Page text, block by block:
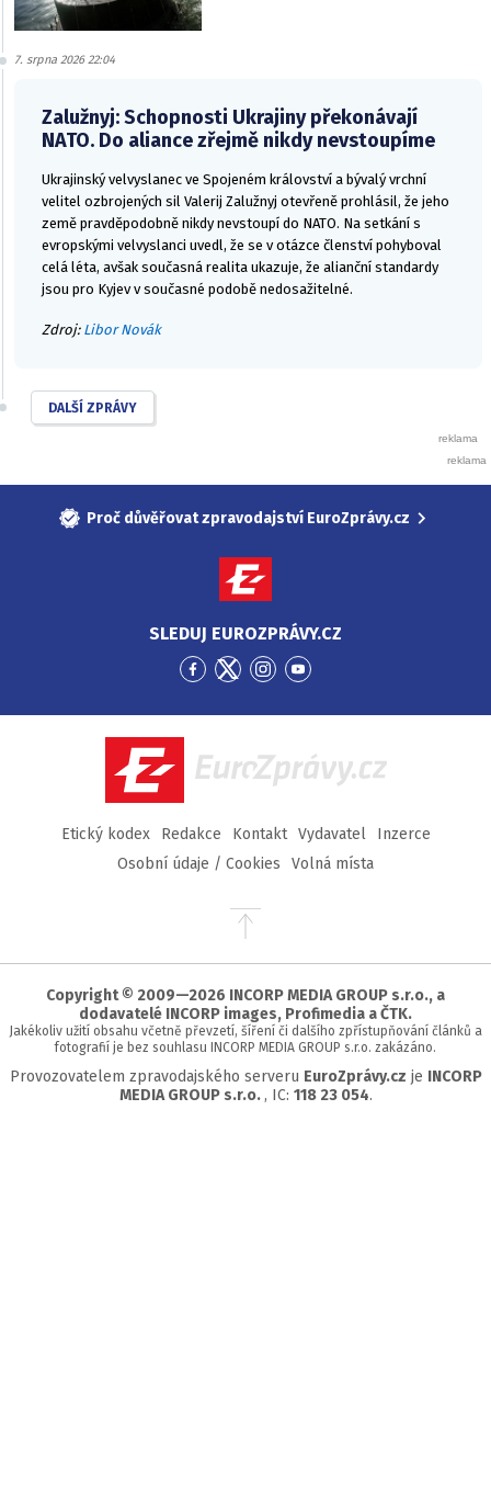
7. srpna 2026 22:04
Zalužnyj: Schopnosti Ukrajiny překonávají
NATO. Do aliance zřejmě nikdy nevstoupíme
Ukrajinský velvyslanec ve Spojeném království a bývalý vrchní
velitel ozbrojených sil Valerij Zalužnyj otevřeně prohlásil, že jeho
země pravděpodobně nikdy nevstoupí do NATO. Na setkání s
evropskými velvyslanci uvedl, že se v otázce členství pohyboval
celá léta, avšak současná realita ukazuje, že alianční standardy
jsou pro Kyjev v současné podobě nedosažitelné.
Zdroj: Libor Novák
DALŠÍ ZPRÁVY
Proč důvěřovat zpravodajství EuroZprávy.cz
SLEDUJ EUROZPRÁVY.CZ
Přejít
Facebook
Přejít
Twitter
Přejít
Instagram
Přejít
YouTube
EuroZprávy.cz
Etický kodex Redakce Kontakt Vydavatel
Inzerce
Osobní údaje / Cookies
Volná místa
Přejít
stránky
Copyright © 2009—2026 INCORP MEDIA GROUP s.r.o., a
dodavatelé INCORP images, Profimedia a ČTK.
Jakékoliv užití obsahu včetně převzetí, šíření či dalšího zpřístupňování článků a
fotografií je bez souhlasu INCORP MEDIA GROUP s.r.o. zakázáno.
Provozovatelem zpravodajského serveru EuroZprávy.cz je INCORP
MEDIA GROUP s.r.o. , IC: 118 23 054.